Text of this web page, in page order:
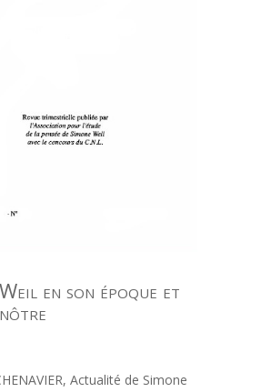
en son époque et
Actualité de Simone